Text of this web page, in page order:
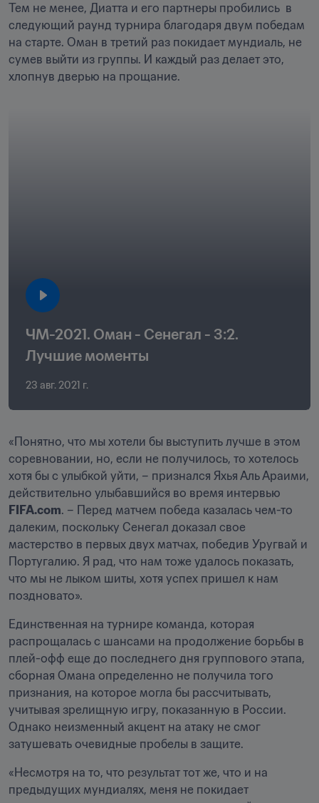
Тем не менее, Диатта и его партнеры пробились  в
следующий раунд турнира благодаря двум победам
на старте. Оман в третий раз покидает мундиаль, не
сумев выйти из группы. И каждый раз делает это,
ЧМ-2021. Оман - Сенегал - 3:2.
Лучшие моменты
23 авг. 2021 г.
«Понятно, что мы хотели бы выступить лучше в этом
соревновании, но, если не получилось, то хотелось
хотя бы с улыбкой уйти, – признался Яхья Аль Араими,
FIFA.com. – Перед матчем победа казалась чем-то
далеким, поскольку Сенегал доказал свое
мастерство в первых двух матчах, победив Уругвай и
Португалию. Я рад, что нам тоже удалось показать,
что мы не лыком шиты, хотя успех пришел к нам
поздновато».
Единственная на турнире команда, которая
распрощалась с шансами на продолжение борьбы в
плей-офф еще до последнего дня группового этапа,
сборная Омана определенно не получила того
признания, на которое могла бы рассчитывать,
учитывая зрелищную игру, показанную в России.
Однако неизменный акцент на атаку не смог
затушевать очевидные пробелы в защите.
«Несмотря на то, что результат тот же, что и на
предыдущих мундиалях, меня не покидает